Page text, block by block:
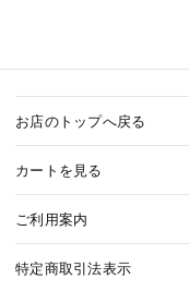
お店のトップへ戻る
カートを見る
ご利用案内
特定商取引法表示